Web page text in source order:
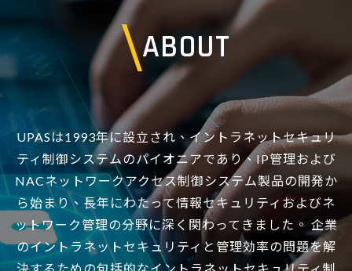
ABOUT
UPASは1993年に設立され、イントラネットセキュリ
ティ制御システムのパイオニアであり、IP管理および
NACネットワークアクセス制御システム製品の開発か
ら始まり、長年にわたって情報セキュリティおよびネ
ットワーク管理の分野に深く関わってきました。 企業
のイントラネットセキュリティと管理効率の問題を解